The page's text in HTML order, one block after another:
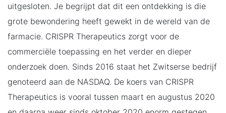
uitgesloten. Je begrijpt dat dit een ontdekking is die
grote bewondering heeft gewekt in de wereld van de
farmacie. CRISPR Therapeutics zorgt voor de
commerciële toepassing en het verder en dieper
onderzoek doen. Sinds 2016 staat het Zwitserse bedrijf
genoteerd aan de NASDAQ. De koers van CRISPR
Therapeutics is vooral tussen maart en augustus 2020